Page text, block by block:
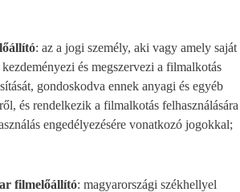
: az a jogi személy, aki vagy amely saját
és megszervezi a filmalkotás
gondoskodva ennek anyagi és egyéb
és rendelkezik a filmalkotás felhasználására
engedélyezésére vonatkozó jogokkal;
filmelőállító: magyarországi székhellyel